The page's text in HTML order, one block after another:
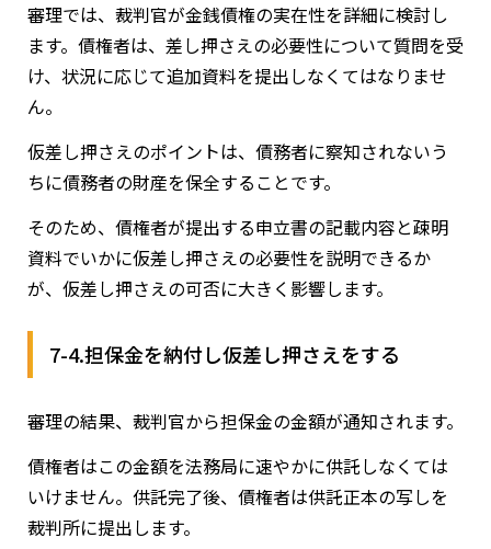
審理では、裁判官が金銭債権の実在性を詳細に検討し
ます。債権者は、差し押さえの必要性について質問を受
け、状況に応じて追加資料を提出しなくてはなりませ
ん。
仮差し押さえのポイントは、債務者に察知されないう
ちに債務者の財産を保全することです。
そのため、債権者が提出する申立書の記載内容と疎明
資料でいかに仮差し押さえの必要性を説明できるか
が、仮差し押さえの可否に大きく影響します。
7-4.担保金を納付し仮差し押さえをする
審理の結果、裁判官から担保金の金額が通知されます。
債権者はこの金額を法務局に速やかに供託しなくては
いけません。供託完了後、債権者は供託正本の写しを
裁判所に提出します。